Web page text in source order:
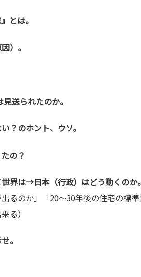
とは。
）。
送られたのか。
？のホント、ウソ。
の？
界は→日本（行政）はどう動くのか
るのか」「20～30年後の住宅の標
る）
。